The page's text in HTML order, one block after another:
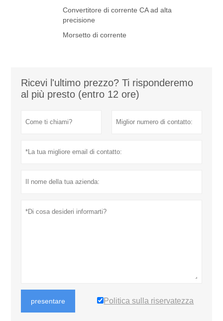
Convertitore di corrente CA ad alta
precisione
Morsetto di corrente
Ricevi l'ultimo prezzo? Ti risponderemo
al più presto (entro 12 ore)
presentare Politica sulla riservatezza